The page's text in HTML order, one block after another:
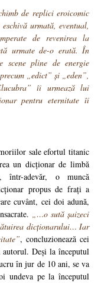
de replici eroicomic
urmată, eventual,
de revenirea la
urmate de-o erată. În
scene pline de energie
„edict” și „eden”,
îi urmează lui
pentru eternitate îi
sale efortul titanic
un dicționar de limbă
într-adevăr, o muncă
propus de frați a
cuvânt, cei doi adună,
„…o sută șaizeci
dicționarului… Iar
, concluzionează cei
Deși la începutul
în jur de 10 ani, se va
undeva pe la începutul